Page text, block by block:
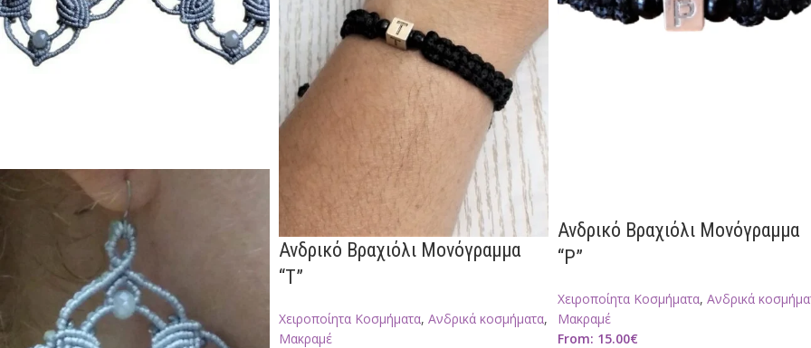
Ανδρικό Βραχιόλι Μονόγραμμα
“T”
Χειροποίητα Κοσμήματα, Ανδρικά κοσμήματα,
Μακραμέ
Ανδρικό Βραχιόλι Μονόγραμμα
“P”
Χειροποίητα Κοσμήματα, Ανδρικά
Μακραμέ
From: 15.00€